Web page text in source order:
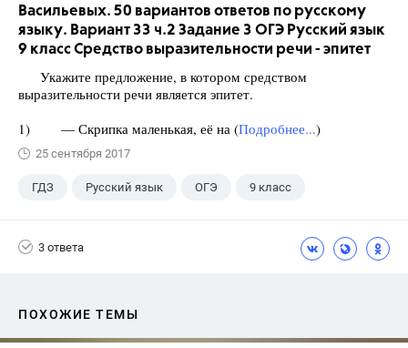
Васильевых. 50 вариантов ответов по русскому
языку. Вариант 33 ч.2 Задание 3 ОГЭ Русский язык
9 класс Средство выразительности речи - эпитет
Укажите предложение, в котором средством
выразительности речи является эпитет.
1) — Скрипка маленькая, её на (Подробнее...)
25 сентября 2017
ГДЗ Русский язык ОГЭ 9 класс
3 ответа
ПОХОЖИЕ ТЕМЫ